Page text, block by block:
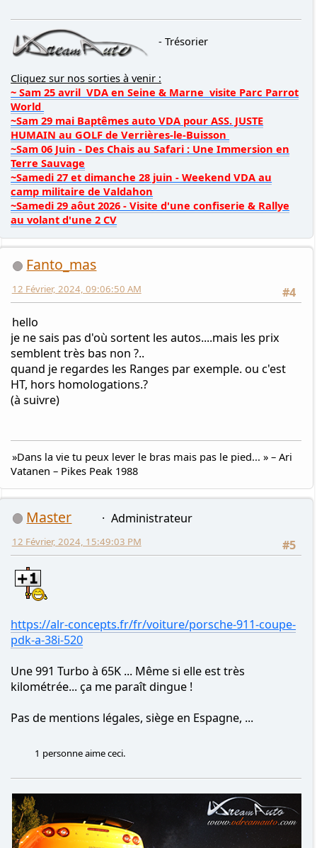
- Trésorier
Cliquez sur nos sorties à venir :
World
~Sam 29 mai Baptêmes auto VDA pour ASS. JUSTE
HUMAIN au GOLF de Verrières-le-Buisson
~Sam 06 Juin - Des Chais au Safari : Une Immersion en
Terre Sauvage
~Samedi 27 et dimanche 28 juin - Weekend VDA au
camp militaire de Valdahon
~Samedi 29 aôut 2026 - Visite d'une confiserie & Rallye
au volant d'une 2 CV
Fanto_mas
12 Février, 2024, 09:06:50 AM
hello
semblent très bas non ?..
quand je regardes les Ranges par exemple. ou c'est
HT, hors homologations.?
(à suivre)
Vatanen – Pikes Peak 1988
Master Administrateur
12 Février, 2024, 15:49:03 PM
https://alr-concepts.fr/fr/voiture/porsche-911-coupe-
Une 991 Turbo à 65K ... Même si elle est très
kilométrée... ça me paraît dingue !
Pas de mentions légales, siège en Espagne, ...
1 personne aime ceci.